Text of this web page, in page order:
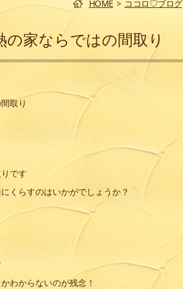
HOME > ココロ♡ブログ
の家ならではの間取り
取り
です
くらすのはいかがでしょうか？
わからないのが残念！
テゴリー
過去の記事を読む